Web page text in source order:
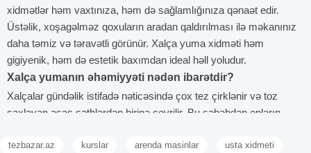
xidmətlər həm vaxtınıza, həm də sağlamlığınıza qənaət edir.
Üstəlik, xoşagəlməz qoxuların aradan qaldırılması ilə məkanınız
daha təmiz və təravətli görünür. Xalça yuma xidməti həm
gigiyenik, həm də estetik baxımdan ideal həll yoludur.
Xalça yumanın əhəmiyyəti nədən ibarətdir?
Xalçalar gündəlik istifadə nəticəsində çox tez çirklənir və toz
saxlayan əsas səthlərdən birinə çevrilir. Bu səbəbdən onların
baxımından olduqca vacibdir. Peşəkar xalça yuma xidməti təkcə
tezbazar.az kurslar arenda masinlar usta xidmeti